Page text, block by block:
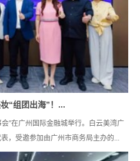
“组团出海”！...
”在广州国际金融城举行。白云美湾广
，受邀参加由广州市商务局主办的...